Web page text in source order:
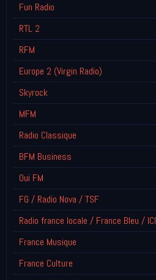
Fun Radio
RTL 2
RFM
Europe 2 (Virgin Radio)
Skyrock
MFM
Radio Classique
BFM Business
Oui FM
FG / Radio Nova / TSF
Radio france locale / France Bleu / ICI
France Musique
France Culture